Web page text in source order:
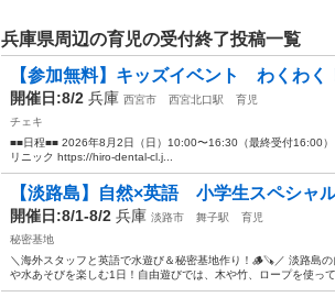
兵庫県周辺の育児の受付終了投稿一覧
【参加無料】キッズイベント わくわく
開催日:8/2 兵庫 西宮市 西宮北口駅
育児
チェキ
■■日程■■ 2026年8月2日（日）10:00〜16:30（最終受付16:00
リニック https://hiro-dental-cl.j...
【淡路島】自然×英語 小学生スペシャ
開催日:8/1-8/2 兵庫 淡路市 舞子駅
育児
秘密基地
＼海外スタッフと英語で水遊び＆秘密基地作り！🪵🪚／ 淡路島
や水あそびを楽しむ1日！自由遊びでは、木や竹、ロープを使っ